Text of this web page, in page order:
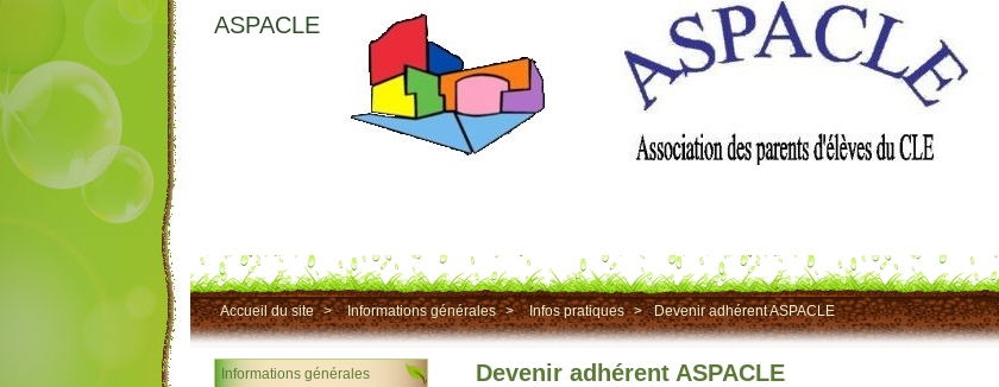
ASPACLE
Accueil du site > Informations générales > Infos pratiques > Devenir adhérent ASPACLE
Devenir adhérent ASPACLE
Informations générales